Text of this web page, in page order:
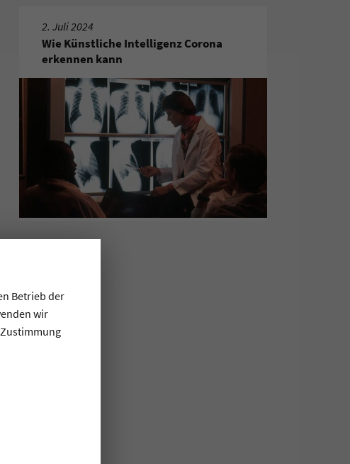
Betrieb der
wir
2. Juli 2024
Wie Künstliche Intelligenz Corona
erkennen kann